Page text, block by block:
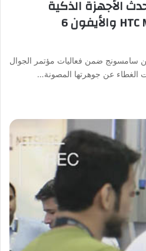
الأجهزة الذكية
الجالكسي اس 6 و HTC M9 والأيفون 6
سامسونج ضمن فعاليات مؤتمر الجوال